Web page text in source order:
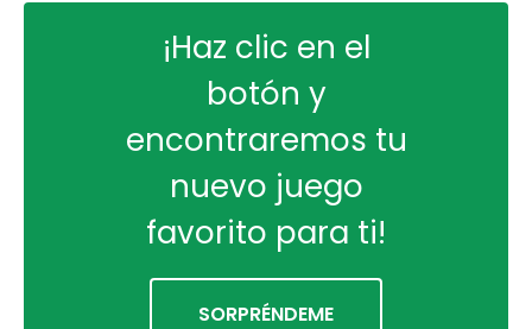
¡Haz clic en el
botón y
encontraremos tu
nuevo juego
favorito para ti!
SORPRÉNDEME